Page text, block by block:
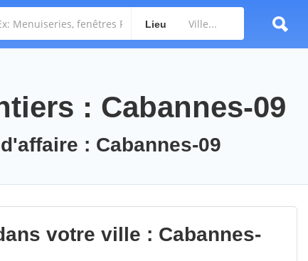
Lieu
: Cabannes-09
: Cabannes-09
votre ville : Cabannes-